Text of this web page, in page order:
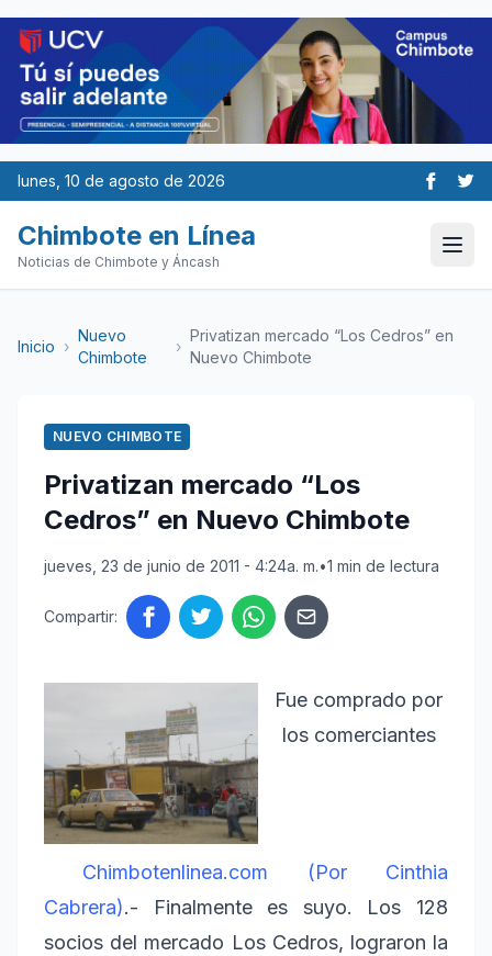
lunes, 10 de agosto de 2026
Chimbote en Línea
Noticias de Chimbote y Áncash
Inicio ›
Nuevo
Chimbote
›
Privatizan mercado “Los Cedros” en
Nuevo Chimbote
NUEVO CHIMBOTE
Privatizan mercado “Los
Cedros” en Nuevo Chimbote
jueves, 23 de junio de 2011 - 4:24a. m.•1 min de lectura
Compartir:
Fue comprado por
los comerciantes
Chimbotenlinea.com (Por Cinthia
Cabrera).- Finalmente es suyo. Los 128
socios del mercado Los Cedros, lograron la